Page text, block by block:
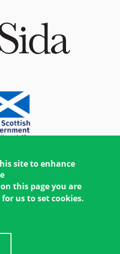
site to enhance
this page you are
us to set cookies.